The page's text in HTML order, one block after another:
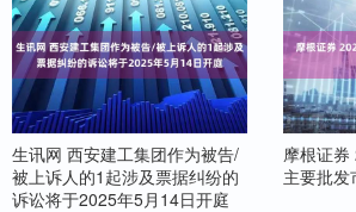
生讯网 西安建工集团作为被告/
被上诉人的1起涉及票据纠纷的
诉讼将于2025年5月14日开庭
摩根证
主要批